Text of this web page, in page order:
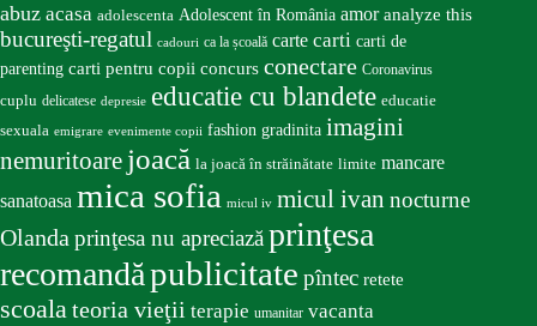
abuz acasa adolescenta Adolescent în România amor analyze this
bucureşti-regatul cadouri ca la școală carte carti carti de
parenting carti pentru copii concurs conectare Coronavirus
cuplu delicatese depresie educatie cu blandete educatie
sexuala emigrare evenimente copii fashion gradinita imagini
nemuritoare joacă la joacă în străinătate limite mancare
sanatoasa mica sofia micul iv micul ivan nocturne
Olandaprinţesa nu apreciazăprinţesa
recomandăpublicitate pîntec retete
scoalateoria vieţii terapie umanitar vacanta